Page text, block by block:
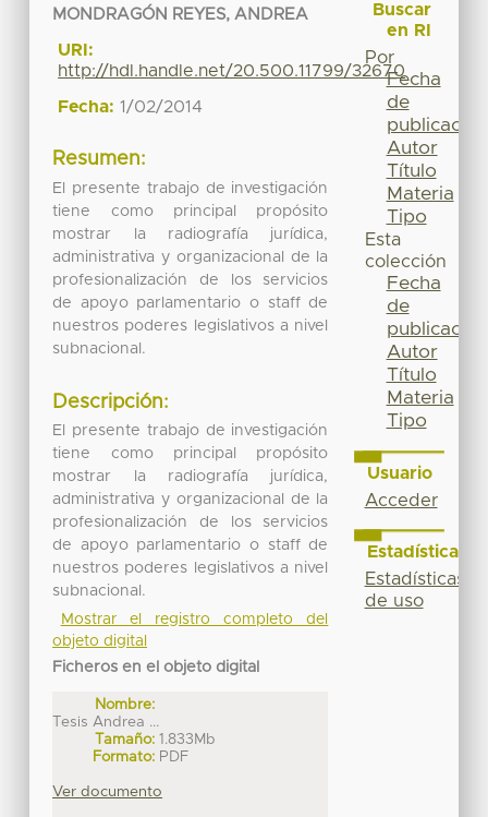
MONDRAGÓN REYES, ANDREA
URI:
http://hdl.handle.net/20.500.11799/32670
Fecha: 1/02/2014
Resumen:
El presente trabajo de investigación
tiene como principal propósito
mostrar la radiografía jurídica,
administrativa y organizacional de la
profesionalización de los servicios
de apoyo parlamentario o staff de
nuestros poderes legislativos a nivel
subnacional.
Descripción:
El presente trabajo de investigación
tiene como principal propósito
mostrar la radiografía jurídica,
administrativa y organizacional de la
profesionalización de los servicios
de apoyo parlamentario o staff de
nuestros poderes legislativos a nivel
subnacional.
Mostrar el registro completo del
objeto digital
Ficheros en el objeto digital
Nombre:
Tesis Andrea ...
Tamaño: 1.833Mb
Formato: PDF
Ver documento
Buscar
en RI
Por
Fecha
de
publicación
Autor
Título
Materia
Tipo
Esta
colección
Fecha
de
publicación
Autor
Título
Materia
Tipo
Usuario
Acceder
Estadísticas
Estadísticas
de uso